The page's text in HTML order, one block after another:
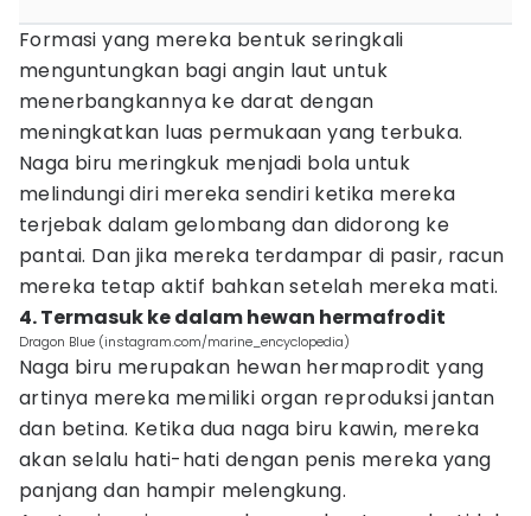
Formasi yang mereka bentuk seringkali
menguntungkan bagi angin laut untuk
menerbangkannya ke darat dengan
meningkatkan luas permukaan yang terbuka.
Naga biru meringkuk menjadi bola untuk
melindungi diri mereka sendiri ketika mereka
terjebak dalam gelombang dan didorong ke
pantai. Dan jika mereka terdampar di pasir, racun
mereka tetap aktif bahkan setelah mereka mati.
4. Termasuk ke dalam hewan hermafrodit
Dragon Blue (instagram.com/marine_encyclopedia)
Naga biru merupakan hewan hermaprodit yang
artinya mereka memiliki organ reproduksi jantan
dan betina. Ketika dua naga biru kawin, mereka
akan selalu hati-hati dengan penis mereka yang
panjang dan hampir melengkung.